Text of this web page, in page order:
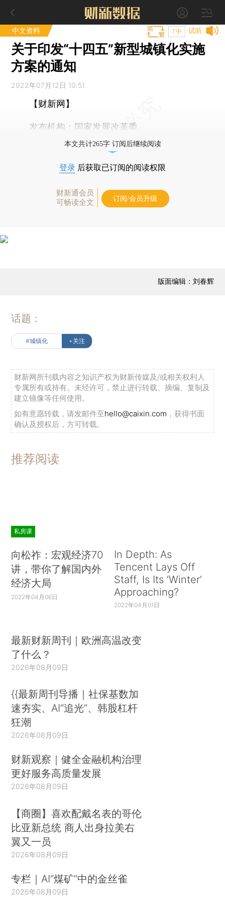
中文资料 试听
T中
关于印发“十四五”新型城镇化实施
方案的通知
2022年07月12日 10:51
【财新网】
发布机构：国家发展改革委
本文共计265字 订阅后继续阅读
登录 后获取已订阅的阅读权限
财新通会员
可畅读全文
订阅/会员升级
版面编辑：刘春辉
话题：
#城镇化 +关注
财新网所刊载内容之知识产权为财新传媒及/或相关权利人
专属所有或持有。未经许可，禁止进行转载、摘编、复制及
建立镜像等任何使用。
如有意愿转载，请发邮件至hello@caixin.com ，获得书面
确认及授权后，方可转载。
推荐阅读
私房课
向松祚：宏观经济70
讲，带你了解国内外
经济大局
2022年04月06日
In Depth: As
Tencent Lays Off
Staff, Is Its ‘Winter’
Approaching?
2022年04月01日
最新财新周刊｜欧洲高温改变
了什么？
2026年08月09日
{{最新周刊导播｜社保基数加
速夯实、AI“追光”、韩股杠杆
狂潮
2026年08月09日
财新观察｜健全金融机构治理
更好服务高质量发展
2026年08月09日
【商圈】喜欢配戴名表的哥伦
比亚新总统 商人出身拉美右
翼又一员
2026年08月09日
专栏｜AI“煤矿”中的金丝雀
2026年08月09日